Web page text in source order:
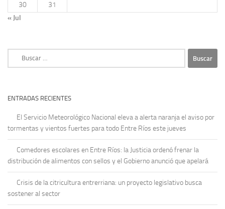
30
31
« Jul
ENTRADAS RECIENTES
El Servicio Meteorológico Nacional eleva a alerta naranja el aviso por
tormentas y vientos fuertes para todo Entre Ríos este jueves
Comedores escolares en Entre Ríos: la Justicia ordenó frenar la
distribución de alimentos con sellos y el Gobierno anunció que apelará
Crisis de la citricultura entrerriana: un proyecto legislativo busca
sostener al sector